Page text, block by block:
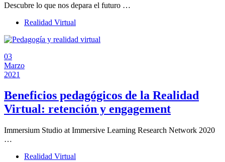
Descubre lo que nos depara el futuro …
Realidad Virtual
03
Marzo
2021
Beneficios pedagógicos de la Realidad
Virtual: retención y engagement
Immersium Studio at Immersive Learning Research Network 2020
…
Realidad Virtual